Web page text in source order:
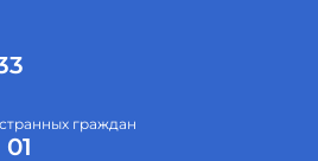
граждан